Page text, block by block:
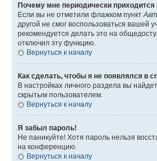
Почему мне периодически
Если вы не отметили флажком пункт
другой не смог воспользоваться
рекомендуется делать это на
отключил эту функцию.
Вернуться к началу
Как сделать, чтобы я не появлялся в
В настройках личного раздела вы
скрытым пользователем.
Вернуться к началу
Я забыл пароль!
Не паникуйте! Хотя пароль нельзя
на конференцию.
Вернуться к началу